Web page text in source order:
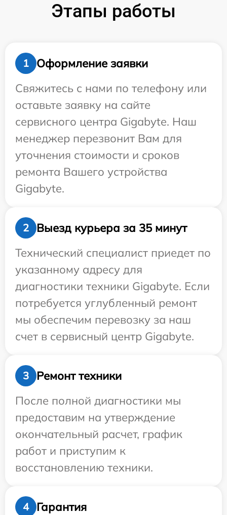
Этапы работы
1
Оформление заявки
Свяжитесь с нами по телефону или
оставьте заявку на сайте
сервисного центра Gigabyte. Наш
менеджер перезвонит Вам для
уточнения стоимости и сроков
ремонта Вашего устройства
Gigabyte.
2
Выезд курьера за 35 минут
Технический специалист приедет по
указанному адресу для
диагностики техники Gigabyte. Если
потребуется углубленный ремонт
мы обеспечим перевозку за наш
счет в сервисный центр Gigabyte.
3
Ремонт техники
После полной диагностики мы
предоставим на утверждение
окончательный расчет, график
работ и приступим к
восстановлению техники.
4 Гарантия